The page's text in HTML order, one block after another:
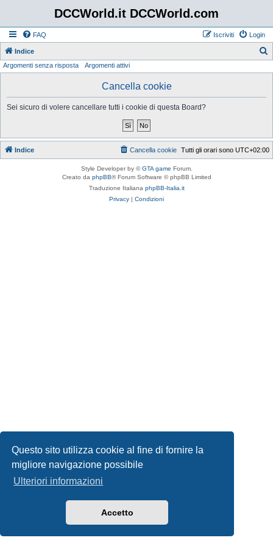
Questo sito utilizza cookie al fine di fornire la
migliore navigazione possibile
Ulteriori informazioni
Accetto
DCCWorld.it DCCWorld.com
FAQ Login
Iscriviti
Indice
Argomenti senza risposta Argomenti attivi
Cancella cookie
Sei sicuro di volere cancellare tutti i cookie di questa Board?
Indice Tutti gli orari sono UTC+02:00
Cancella cookie
Style Developer by ©GTA game Forum.
Creato da phpBB® Forum Software © phpBB Limited
Traduzione Italiana phpBB-Italia.it
Privacy | Condizioni